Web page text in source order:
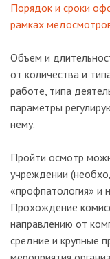
Порядок и сроки
рамках
Объем и
от количества и
работе, типа
параметры
нему.
Пройти осмотр
учреждении
«профпатология» и
Прохождение
направлению от
средние и крупные